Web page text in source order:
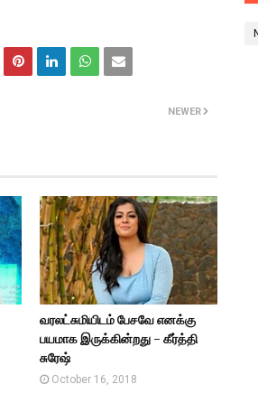
NEWER
வரலட்சுமியிடம் பேசவே எனக்கு
பயமாக இருக்கின்றது - கீர்த்தி
சுரேஷ்
October 16, 2018